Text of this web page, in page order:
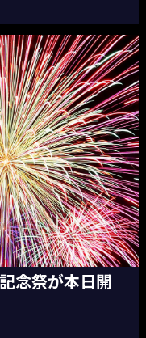
念祭が本日開